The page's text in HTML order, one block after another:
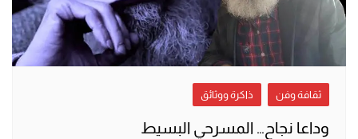
ثقافة وفن ذاكرة ووثائق
وداعا نجاح… المسرحي البسيط